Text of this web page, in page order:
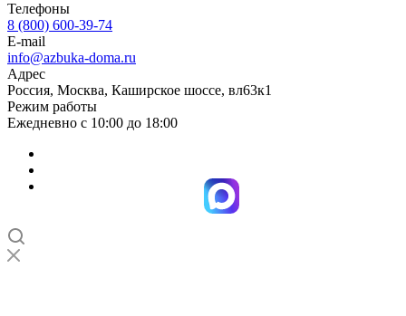
Телефоны
8 (800) 600-39-74
E-mail
info@azbuka-doma.ru
Адрес
Россия, Москва, Каширское шоссе, вл63к1
Режим работы
Ежедневно с 10:00 до 18:00